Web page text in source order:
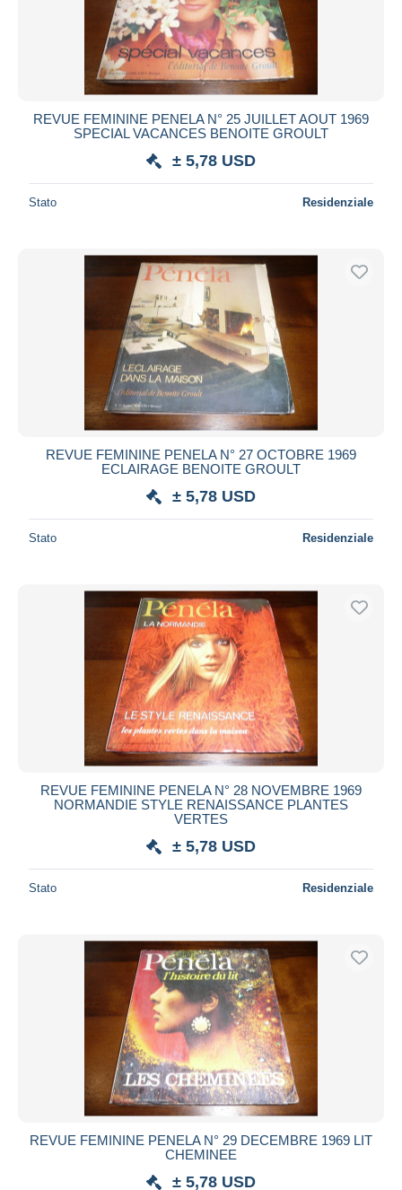
REVUE FEMININE PENELA N° 25 JUILLET AOUT 1969
SPECIAL VACANCES BENOITE GROULT
± 5,78 USD
Stato Residenziale
REVUE FEMININE PENELA N° 27 OCTOBRE 1969
ECLAIRAGE BENOITE GROULT
± 5,78 USD
Stato Residenziale
REVUE FEMININE PENELA N° 28 NOVEMBRE 1969
NORMANDIE STYLE RENAISSANCE PLANTES
VERTES
± 5,78 USD
Stato Residenziale
REVUE FEMININE PENELA N° 29 DECEMBRE 1969 LIT
CHEMINEE
± 5,78 USD